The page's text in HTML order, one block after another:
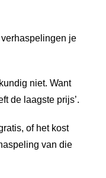
je
niet. Want
de laagste prijs’.
of het kost
van die